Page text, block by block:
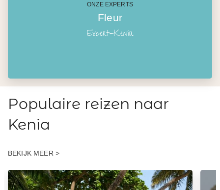
ONZE EXPERTS
Fleur
Expert-Kenia
Populaire reizen naar
Kenia
BEKIJK MEER >